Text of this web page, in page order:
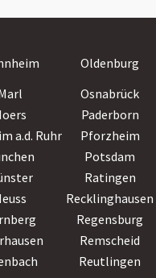
Oldenburg
Osnabrück
Paderborn
a.d. Ruhr Pforzheim
Potsdam
Ratingen
Recklinghausen
Regensburg
Remscheid
Reutlingen